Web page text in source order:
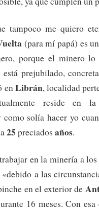
tampoco me quiero
(para mí papá) es
porque el minero
prejubilado,
enLibrán, localidad
reside en
solía hacer yo
25 preciados años.
en la minería a los
a las
en el exterior de
16 meses. Con esa